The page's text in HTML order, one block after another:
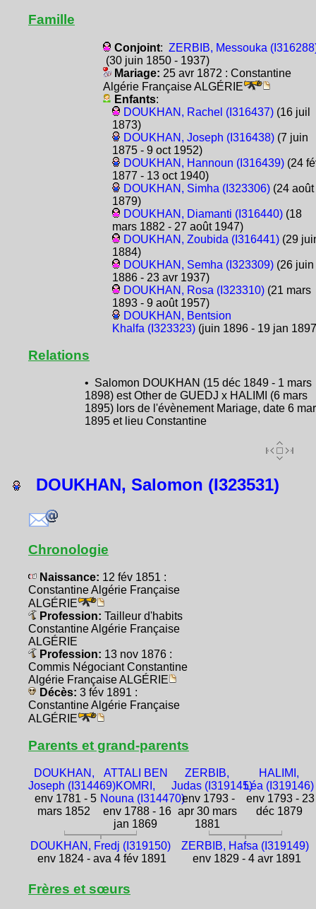
Famille
Conjoint: ZERBIB, Messouka
(30 juin 1850 - 1937)
Mariage: 25 avr 1872 : Constantine
Algérie Française ALGÉRIE
Enfants:
DOUKHAN, Rachel (I316437)(16 juil
1873)
DOUKHAN, Joseph (I316438)(7 juin
1875 - 9 oct 1952)
DOUKHAN, Hannoun (I316439)(24
1877 - 13 oct 1940)
DOUKHAN, Simha (I323306)(24 août
1879)
DOUKHAN, Diamanti (I316440)(18
mars 1882 - 27 août 1947)
DOUKHAN, Zoubida (I316441)(29
1884)
DOUKHAN, Semha (I323309)(26 juin
1886 - 23 avr 1937)
DOUKHAN, Rosa (I323310)(21 mars
1893 - 9 août 1957)
DOUKHAN, Bentsion
Khalfa (I323323)(juin 1896 - 19 jan
Relations
• Salomon DOUKHAN (15 déc 1849 - 1 mars
1898) est Other de GUEDJ x HALIMI (6 mars
1895) lors de l'évènement Mariage, date 6
1895 et lieu Constantine
DOUKHAN, Salomon (I323531)
Chronologie
Naissance: 12 fév 1851 :
Constantine Algérie Française
ALGÉRIE
Profession: Tailleur d'habits
Constantine Algérie Française
ALGÉRIE
Profession: 13 nov 1876 :
Commis Négociant Constantine
Algérie Française ALGÉRIE
Décès: 3 fév 1891 :
Constantine Algérie Française
ALGÉRIE
Parents et grand-parents
DOUKHAN,
Joseph (I314469)
env 1781 - 5
mars 1852
ATTALI BEN
KOMRI,
Nouna (I314470)
env 1788 - 16
jan 1869
ZERBIB,
Judas (I319145)
env 1793 -
apr 30 mars
1881
HALIMI,
Léa (I319146)
env 1793 - 23
déc 1879
DOUKHAN, Fredj (I319150)
env 1824 - ava 4 fév 1891
ZERBIB, Hafsa (I319149)
env 1829 - 4 avr 1891
Frères et sœurs